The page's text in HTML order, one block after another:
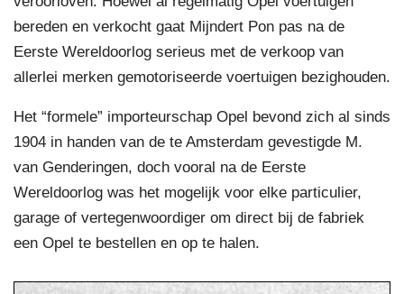
bereden en verkocht gaat Mijndert Pon pas na de
Eerste Wereldoorlog serieus met de verkoop van
allerlei merken gemotoriseerde voertuigen bezighouden.
Het “formele” importeurschap Opel bevond zich al sinds
1904 in handen van de te Amsterdam gevestigde M.
van Genderingen, doch vooral na de Eerste
Wereldoorlog was het mogelijk voor elke particulier,
garage of vertegenwoordiger om direct bij de fabriek
een Opel te bestellen en op te halen.